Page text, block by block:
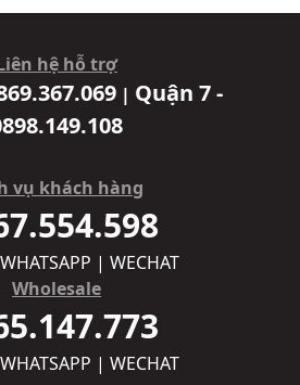
hệ hỗ trợ
| Quận 7 -
vụ khách hàng
| WECHAT
Wholesale
| WECHAT